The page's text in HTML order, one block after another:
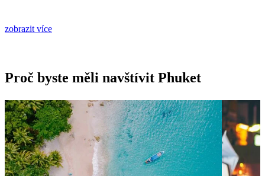
zobrazit více
Proč byste měli navštívit Phuket